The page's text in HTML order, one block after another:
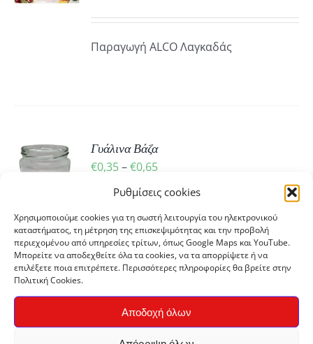
Ρυθμίσεις cookies
Χρησιμοποιούμε cookies για τη σωστή λειτουργία του ηλεκτρονικού
καταστήματος, τη μέτρηση της επισκεψιμότητας και την προβολή
περιεχομένου από υπηρεσίες τρίτων, όπως Google Maps και YouTube.
Μπορείτε να αποδεχθείτε όλα τα cookies, να τα απορρίψετε ή να
επιλέξετε ποια επιτρέπετε. Περισσότερες πληροφορίες θα βρείτε στην
Πολιτική Cookies.
Αποδοχή όλων
Παραγωγή ALCO Λαγκαδάς
Γυάλινα Βάζα
€0,35–€0,65Price
range:
through
€0,65
Γυάλινα βάζα αποθήκευσης τροφίμων.
Διάμετρος καπακιού Φ82